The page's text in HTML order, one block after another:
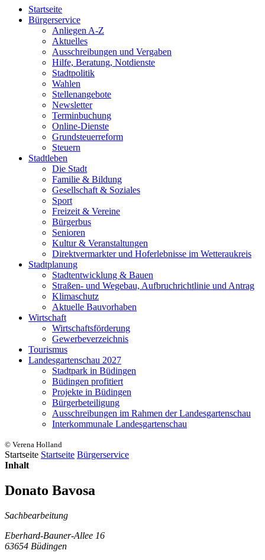
Startseite
Bürgerservice
Anliegen A-Z
Aktuelles
Ausschreibungen und Vergaben
Hilfe, Beratung, Notdienste
Stadtpolitik
Wahlen
Stellenangebote
Newsletter
Terminbuchung
Online-Dienste
Grundsteuerreform
Steuern
Stadtleben
Die Stadt
Familie & Bildung
Gesellschaft & Soziales
Sport
Freizeit & Vereine
Bürgerbus
Senioren
Kultur & Veranstaltungen
Direktvermarkter und Hoferlebnisse im Wetteraukreis
Stadtplanung
Stadtentwicklung & Bauen
Straßen- und Wegebau, Aufbruchrichtlinie und Antrag
Klimaschutz
Aktuelle Bauvorhaben
Wirtschaft
Wirtschaftsförderung
Gewerbeverzeichnis
Tourismus
Landesgartenschau 2027
Stadtpark in Büdingen
Büdingen profitiert
Projekte in Büdingen
Bürgerbeteiligung
Ausschreibungen im Rahmen der Landesgartenschau
Interkommunale Landesgartenschau
© Verena Holland
Startseite Startseite Bürgerservice
Inhalt
Donato Bavosa
Sachbearbeitung
Eberhard-Bauner-Allee 16
63654 Büdingen